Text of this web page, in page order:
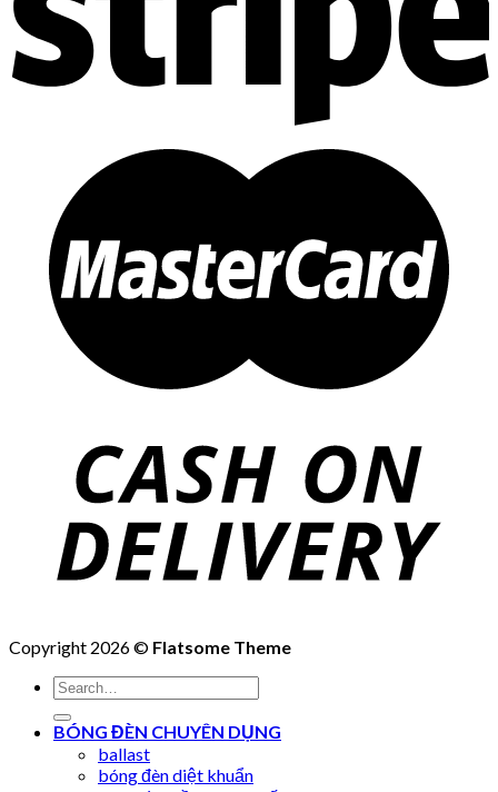
Copyright 2026 © Flatsome Theme
Search
for:
BÓNG ĐÈN CHUYÊN DỤNG
ballast
bóng đèn diệt khuẩn